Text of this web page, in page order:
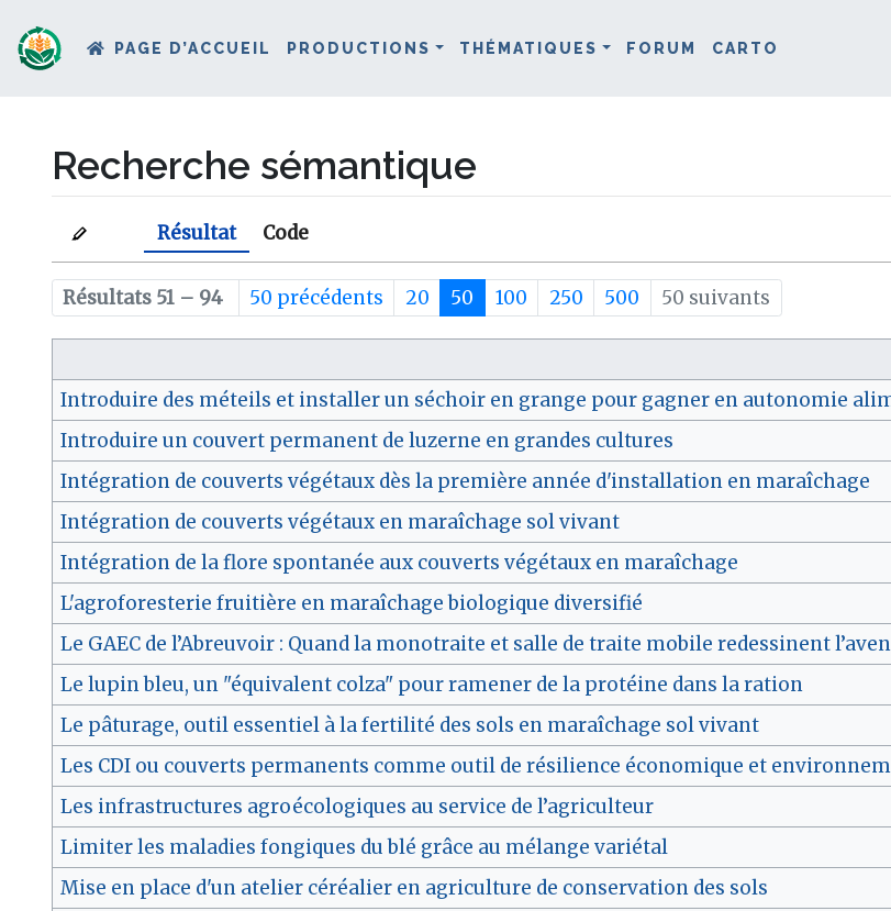
PAGE D’ACCUEIL PRODUCTIONS THÉMATIQUES FORUM CARTO
Recherche sémantique
Aller à : navigation,rechercher
Résultat Code
Résultats 51 – 94 50 précédents 20 50 100 250 500 50 suivants
Introduire des méteils et installer un séchoir en grange pour gagner en autonomie
Introduire un couvert permanent de luzerne en grandes cultures
Intégration de couverts végétaux dès la première année d'installation en maraîchage
Intégration de couverts végétaux en maraîchage sol vivant
Intégration de la flore spontanée aux couverts végétaux en maraîchage
L'agroforesterie fruitière en maraîchage biologique diversifié
Le GAEC de l’Abreuvoir : Quand la monotraite et salle de traite mobile redessinent
Le lupin bleu, un "équivalent colza" pour ramener de la protéine dans la ration
Le pâturage, outil essentiel à la fertilité des sols en maraîchage sol vivant
Les CDI ou couverts permanents comme outil de résilience économique et
Les infrastructures agroécologiques au service de l’agriculteur
Limiter les maladies fongiques du blé grâce au mélange variétal
Mise en place d'un atelier céréalier en agriculture de conservation des sols